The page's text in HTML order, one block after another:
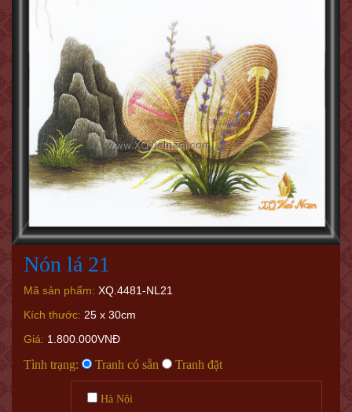
Nón lá 21
Mã sản phẩm: XQ.4481-NL21
Kích thước: 25 x 30cm
Giá: 1.800.000VNĐ
Tình trạng: Tranh có sẵn Tranh đặt
Hà Nội